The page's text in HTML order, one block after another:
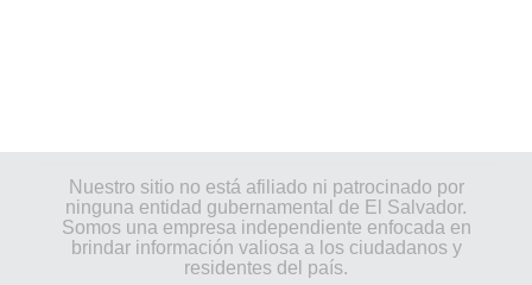
Nuestro sitio no está afiliado ni patrocinado por
ninguna entidad gubernamental de El Salvador.
Somos una empresa independiente enfocada en
brindar información valiosa a los ciudadanos y
residentes del país.